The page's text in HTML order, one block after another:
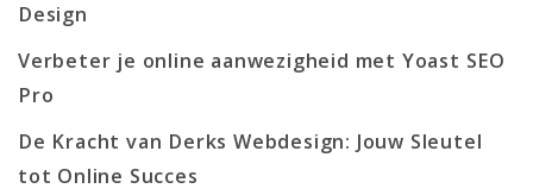
Design
Verbeter je online aanwezigheid met Yoast SEO
Pro
De Kracht van Derks Webdesign: Jouw Sleutel
tot Online Succes